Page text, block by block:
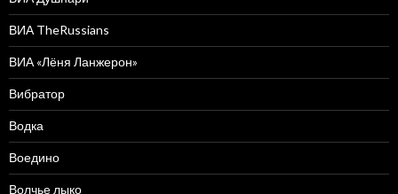
ВИА TheRussians
ВИА «Лёня Ланжерон»
Вибратор
Водка
Воедино
Волчье лыко